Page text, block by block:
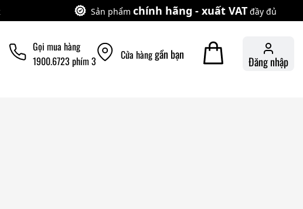
Sản phẩm chính hãng - xuất VAT đầy đủ
Gọi mua hàng
1900.6723 phím 3
Cửa hànggần bạn Đăng nhập